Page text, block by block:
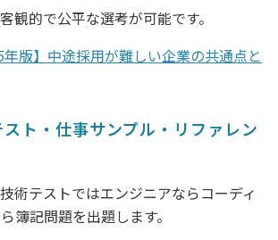
観的で公平な選考が可能です。
年版】中途採用が難しい企業の共通点と
ト・仕事サンプル・リファレン
術テストではエンジニアならコーディ
簿記問題を出題します。